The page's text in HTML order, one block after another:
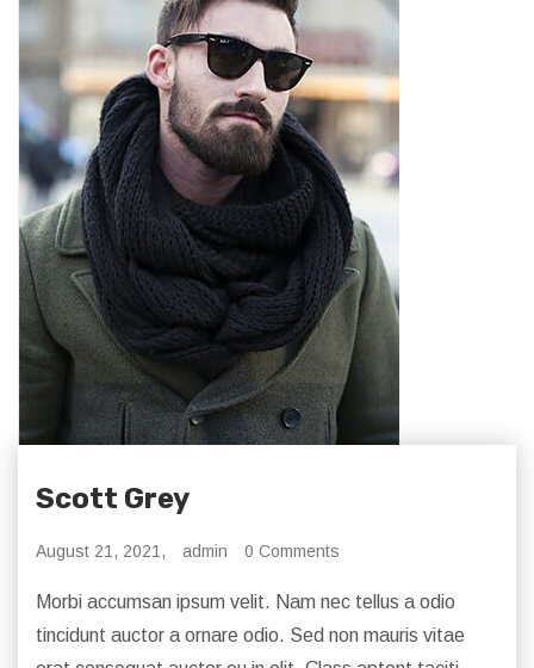
Scott Grey
August 21, 2021, admin 0 Comments
Morbi accumsan ipsum velit. Nam nec tellus a odio
tincidunt auctor a ornare odio. Sed non mauris vitae